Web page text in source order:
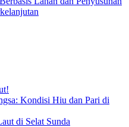
Kondisi Hiu dan Pari di
di Selat Sunda